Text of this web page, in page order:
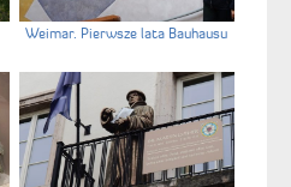
Weimar. Pierwsze lata Bauhausu